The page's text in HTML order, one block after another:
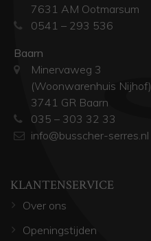
7631 AM Ootmarsum
0541 – 293 536
Baarn
Minervaweg 3
(Woonwarenhuis Nijhof)
3741 GR Baarn
035 – 303 32 33
info@busscher-serres.nl
KLANTENSERVICE
Over ons
Openingstijden